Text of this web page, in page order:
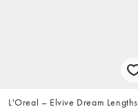
L'Oreal – Elvive Dream Lengths